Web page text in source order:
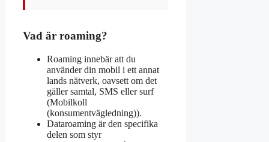
Vad är roaming?
Roaming innebär att du
använder din mobil i ett annat
lands nätverk, oavsett om det
gäller samtal, SMS eller surf
(Mobilkoll
(konsumentvägledning)).
Dataroaming är den specifika
delen som styr